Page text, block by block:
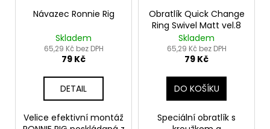
Návazec Ronnie Rig
Skladem
65,29 Kč bez DPH
79 Kč
DETAIL
Velice efektivní montáž
Obratlík Quick Change
Ring Swivel Matt vel.8
Skladem
65,29 Kč bez DPH
79 Kč
DO KOŠÍKU
Speciální obratlík s